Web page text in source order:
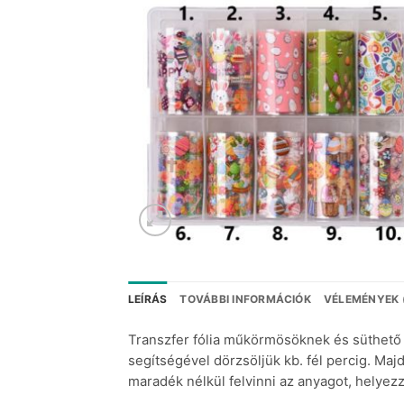
LEÍRÁS TOVÁBBI INFORMÁCIÓK VÉLEMÉNYEK
Transzfer fólia műkörmösöknek és
segítségével dörzsöljük kb. fél percig.
maradék nélkül felvinni az anyagot,